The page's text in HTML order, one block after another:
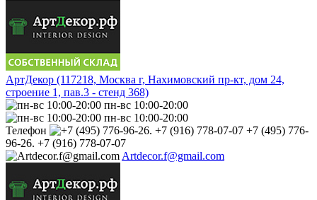
АртДекор (117218, Москва г, Нахимовский пр-кт, дом 24,
строение 1, пав.3 - стенд 368)
пн-вс 10:00-20:00
пн-вс 10:00-20:00
Телефон
+7 (495) 776-
96-26. +7 (916) 778-07-07
Artdecor.f@gmail.com